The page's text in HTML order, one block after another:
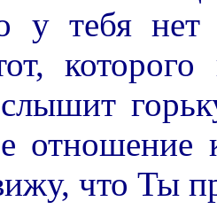
у тебя
отношение
что Ты